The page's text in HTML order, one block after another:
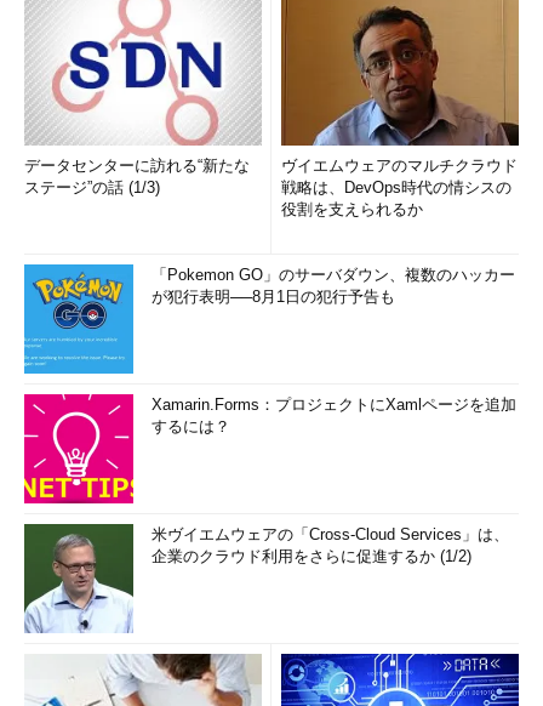
データセンターに訪れる“新たな
ステージ”の話 (1/3)
ヴイエムウェアのマルチクラウド
戦略は、DevOps時代の情シスの
役割を支えられるか
「Pokemon GO」のサーバダウン、複数のハッカー
が犯行表明──8月1日の犯行予告も
Xamarin.Forms：プロジェクトにXamlページを追加
するには？
米ヴイエムウェアの「Cross-Cloud Services」は、
企業のクラウド利用をさらに促進するか (1/2)